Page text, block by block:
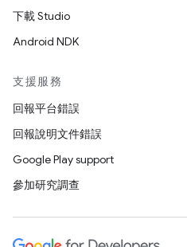
下載 Studio
Android NDK
支援服務
回報平台錯誤
回報說明文件錯誤
Google Play support
參加研究調查